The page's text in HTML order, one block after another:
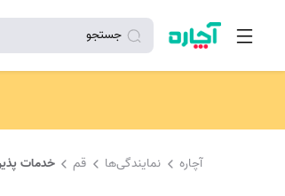
جستجو
آچاره نمایندگی‌ها قم خدمات